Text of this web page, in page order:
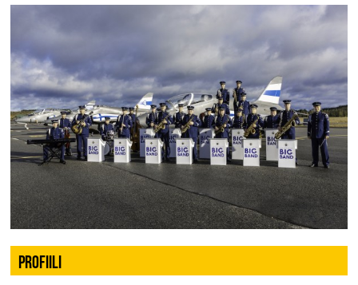
PROFIILI